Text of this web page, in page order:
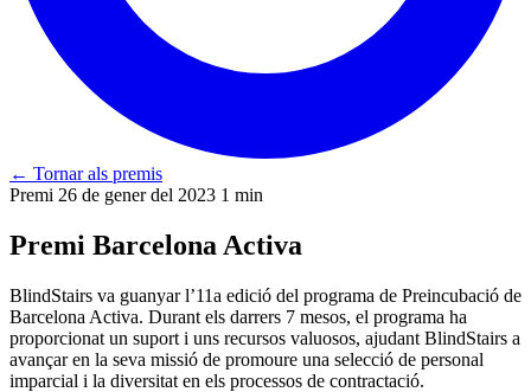
← Tornar als premis
Premi 26 de gener del 2023 1 min
Premi Barcelona Activa
BlindStairs va guanyar l’11a edició del programa de Preincubació de
Barcelona Activa. Durant els darrers 7 mesos, el programa ha
proporcionat un suport i uns recursos valuosos, ajudant BlindStairs a
avançar en la seva missió de promoure una selecció de personal
imparcial i la diversitat en els processos de contractació.